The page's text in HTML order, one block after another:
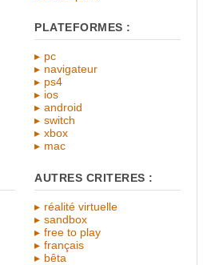
PLATEFORMES :
pc
navigateur
ps4
ios
android
switch
xbox
mac
AUTRES CRITERES :
réalité virtuelle
sandbox
free to play
français
bêta